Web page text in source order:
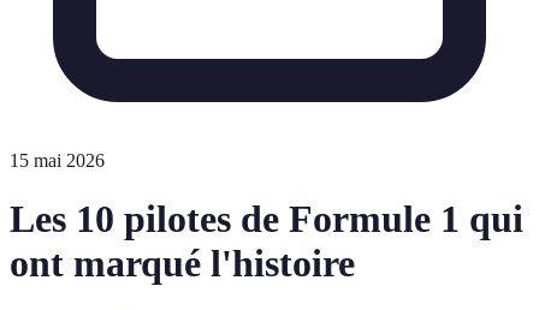
15 mai 2026
Les 10 pilotes de Formule 1 qui
ont marqué l'histoire